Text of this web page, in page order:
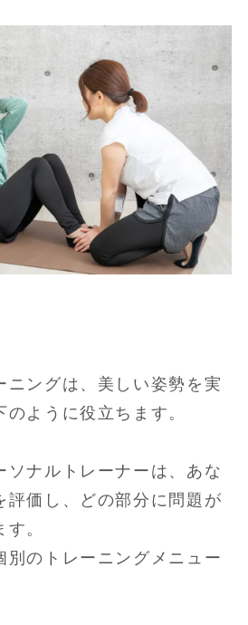
ニングは、美しい姿勢を実
ように役立ちます。
ソナルトレーナーは、あな
評価し、どの部分に問題が
。
別のトレーニングメニュー